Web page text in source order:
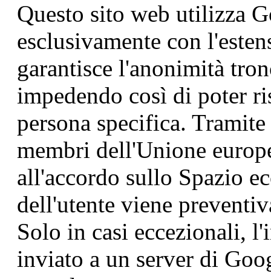
Questo sito web utilizza
esclusivamente con
garantisce l'anonimità
impedendo così di poter
persona specifica.
membri dell'Unione
all'accordo sullo Spazio
dell'utente viene
Solo in casi eccezionali,
inviato a un server di